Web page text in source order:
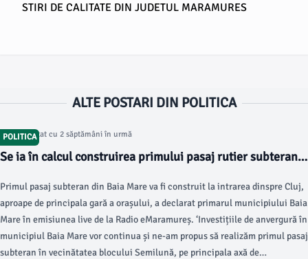
STIRI DE CALITATE DIN JUDETUL MARAMURES
ALTE POSTARI DIN POLITICA
POLITICA
Articol postat cu 2 săptămâni în urmă
Se ia în calcul construirea primului pasaj rutier subteran
Primul pasaj subteran din Baia Mare va fi construit la intrarea dinspre Cluj,
aproape de principala gară a orașului, a declarat primarul municipiului Baia
Mare în emisiunea live de la Radio eMaramureș. ‘Investițiile de anvergură în
municipiul Baia Mare vor continua și ne-am propus să realizăm primul pasaj
subteran în vecinătatea blocului Semilună, pe principala axă de